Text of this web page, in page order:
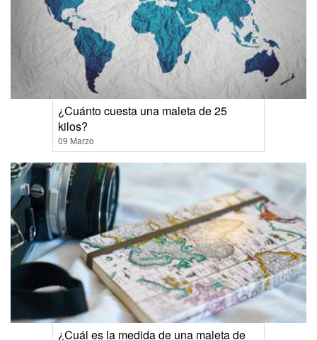
¿Cuánto cuesta una maleta de 25
kilos?
09 Marzo
¿Cuál es la medida de una maleta de